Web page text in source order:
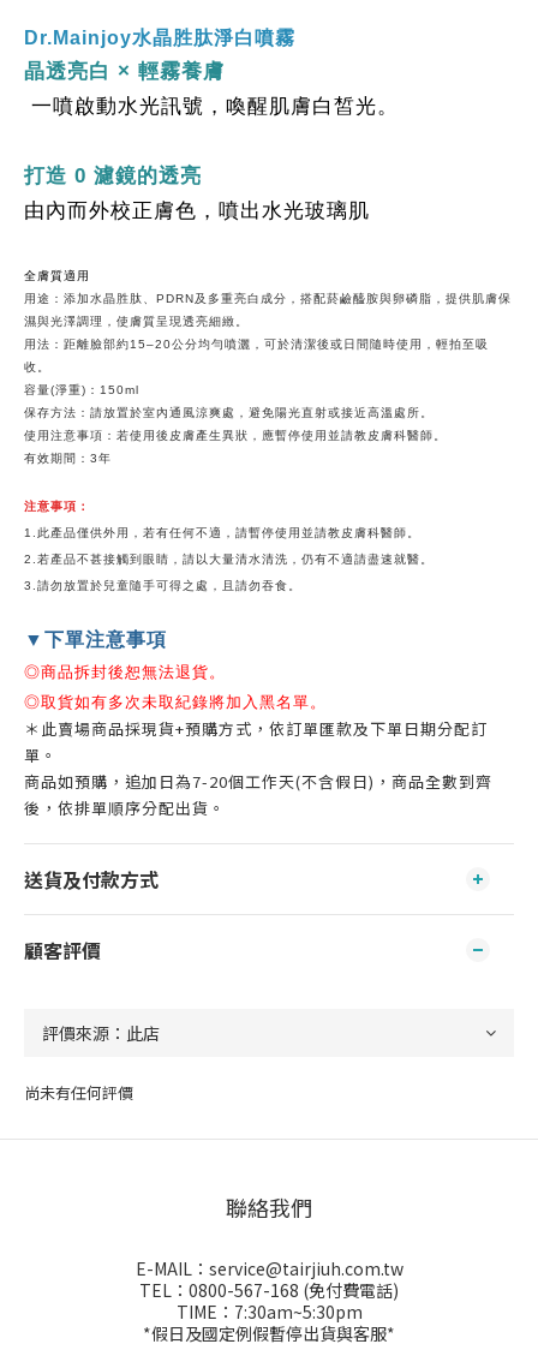
Dr.Mainjoy水晶胜肽淨白噴霧
晶透亮白 × 輕霧養膚
一噴啟動水光訊號，喚醒肌膚白皙光。
打造 0 濾鏡的透亮
由內而外校正膚色，噴出水光玻璃肌
全膚質適用
用途：添加水晶胜肽、PDRN及多重亮白成分，搭配菸鹼醯胺與卵磷脂，提供肌膚保
濕與光澤調理，使膚質呈現透亮細緻。
用法：距離臉部約15–20公分均勻噴灑，可於清潔後或日間隨時使用，輕拍至吸
收。
容量(淨重)：150ml
保存方法：請放置於室內通風涼爽處，避免陽光直射或接近高溫處所。
使用注意事項：若使用後皮膚產生異狀，應暫停使用並請教皮膚科醫師。
有效期間：3年
注意事項：
1.此產品僅供外用，若有任何不適，請暫停使用並請教皮膚科醫師。
2.若產品不甚接觸到眼睛，請以大量清水清洗，仍有不適請盡速就醫。
3.請勿放置於兒童隨手可得之處，且請勿吞食。
▼下單注意事項
◎商品拆封後恕無法退貨。
◎取貨如有多次未取紀錄將加入黑名單。
＊此賣場商品採現貨+預購方式，依訂單匯款及下單日期分配訂
單。
商品如預購，追加日為7-20個工作天(不含假日)，商品全數到齊
後，依排單順序分配出貨。
送貨及付款方式
顧客評價
尚未有任何評價
聯絡我們
E-MAIL：service@tairjiuh.com.tw
TEL：0800-567-168 (免付費電話)
TIME：7:30am~5:30pm
*假日及國定例假暫停出貨與客服*